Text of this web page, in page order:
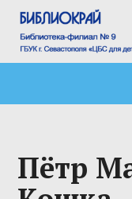
Пётр